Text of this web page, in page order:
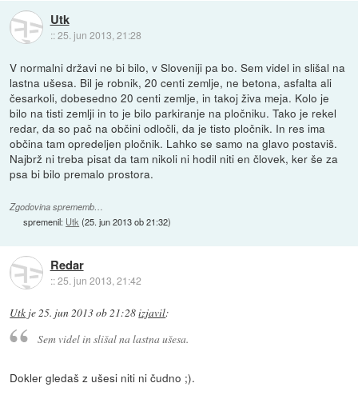
Utk
::25. jun 2013, 21:28
V normalni državi ne bi bilo, v Sloveniji pa bo. Sem videl in slišal na
lastna ušesa. Bil je robnik, 20 centi zemlje, ne betona, asfalta ali
česarkoli, dobesedno 20 centi zemlje, in takoj živa meja. Kolo je
bilo na tisti zemlji in to je bilo parkiranje na pločniku. Tako je rekel
redar, da so pač na občini odločli, da je tisto pločnik. In res ima
občina tam opredeljen pločnik. Lahko se samo na glavo postaviš.
Najbrž ni treba pisat da tam nikoli ni hodil niti en človek, ker še za
psa bi bilo premalo prostora.
Zgodovina sprememb…
spremenil: Utk (25. jun 2013 ob 21:32)
Redar
::25. jun 2013, 21:42
Utk je25. jun 2013 ob 21:28izjavil:
Sem videl in slišal na lastna ušesa.
Dokler gledaš z ušesi niti ni čudno ;).